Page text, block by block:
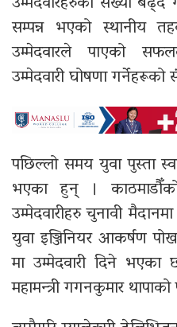
सम्पन्न भएको स्थानीय
उम्मेदवारले पाएको
उम्मेदवारी घोषणा गर्नेहरूको
पछिल्लो समय युवा पुस्ता
भएका हुन् । काठमाडौँको
उम्मेदवारीहरु चुनावी
युवा इञ्जिनियर आकर्षण
मा उम्मेदवारी दिने भएका
महामन्त्री गगनकुमार थापाको